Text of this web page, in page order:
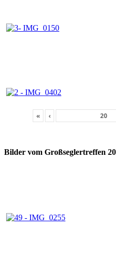
« ‹
Bilder vom Großseglertreffen